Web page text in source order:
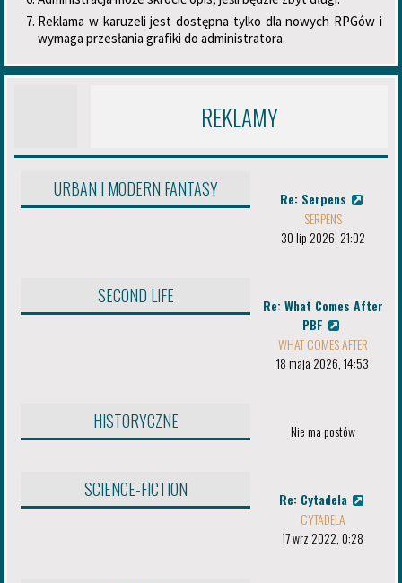
Reklama w karuzeli jest dostępna tylko dla nowych RPGów i
wymaga przesłania grafiki do administratora.
REKLAMY
URBAN I MODERN FANTASY
Re: Serpens
SERPENS
30 lip 2026, 21:02
SECOND LIFE
Re: What Comes After
PBF
WHAT COMES AFTER
18 maja 2026, 14:53
HISTORYCZNE Nie ma postów
SCIENCE-FICTION
Re: Cytadela
CYTADELA
17 wrz 2022, 0:28